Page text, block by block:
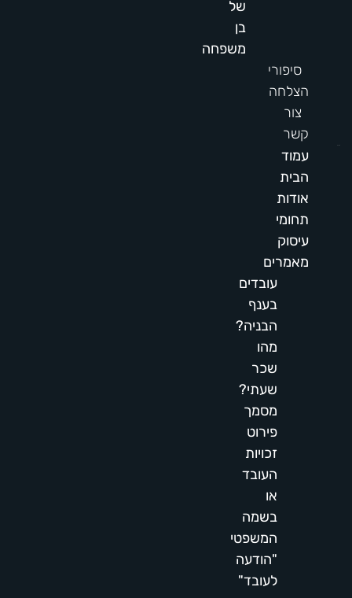
של
בן
משפחה
סיפורי
הצלחה
צור
קשר
עמוד
הבית
אודות
תחומי
עיסוק
מאמרים
עובדים
בענף
הבניה?
מהו
שכר
שעתי?
מסמך
פירוט
זכויות
העובד
או
בשמה
המשפטי
"הודעה
לעובד"